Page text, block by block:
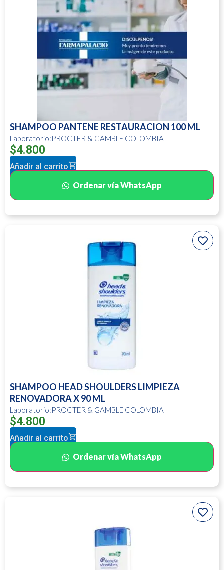
SHAMPOO PANTENE RESTAURACION 100 ML
Laboratorio:PROCTER & GAMBLE COLOMBIA
$4.800
Añadir al carrito
Ordenar vía WhatsApp
SHAMPOO HEAD SHOULDERS LIMPIEZA
RENOVADORA X 90 ML
Laboratorio:PROCTER & GAMBLE COLOMBIA
$4.800
Añadir al carrito
Ordenar vía WhatsApp